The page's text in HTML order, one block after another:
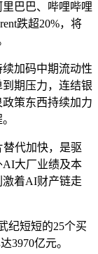
巴巴、哔哩哔哩
跌超20%，将
加码中期流动性
期压力，连结银
策东西持续加力
代加快，是驱
AI大厂业绩及本
着AI财产链走
短短的25个买
3970亿元。